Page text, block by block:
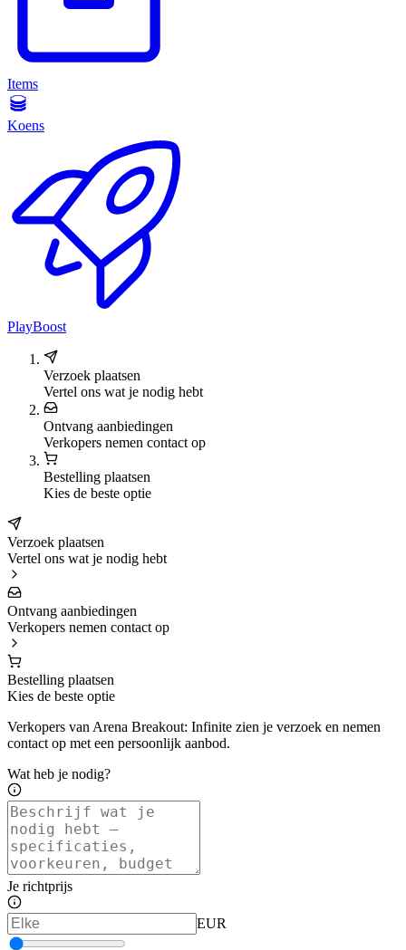
Items
Koens
PlayBoost
Verzoek plaatsen
Vertel ons wat je nodig hebt
Ontvang aanbiedingen
Verkopers nemen contact op
Bestelling plaatsen
Kies de beste optie
Verzoek plaatsen
Vertel ons wat je nodig hebt
Ontvang aanbiedingen
Verkopers nemen contact op
Bestelling plaatsen
Kies de beste optie
Verkopers van Arena Breakout: Infinite zien je verzoek en nemen
contact op met een persoonlijk aanbod.
Wat heb je nodig?
Je richtprijs
EUR